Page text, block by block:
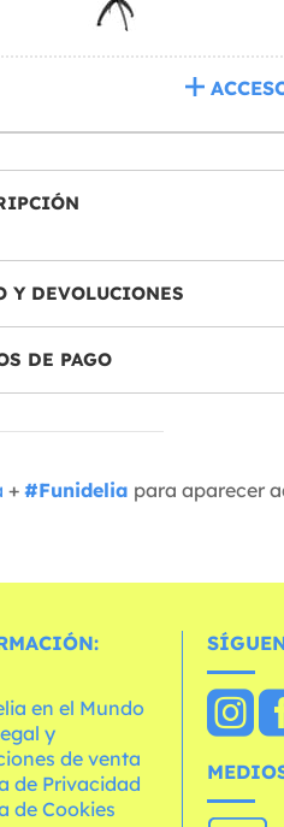
Y DEVOLUCIONES
DE PAGO
+ #Funidelia para aparecer
en el Mundo
y
de venta
de Privacidad
de Cookies